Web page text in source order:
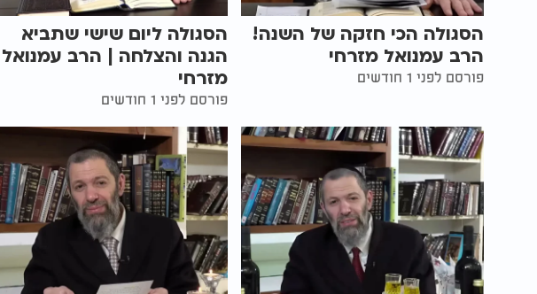
הסגולה הכי חזקה של השנה!
הרב עמנואל מזרחי
פורסם לפני 1 חודשים
הסגולה ליום שישי שתביא
הגנה והצלחה | הרב עמנואל
מזרחי
פורסם לפני 1 חודשים